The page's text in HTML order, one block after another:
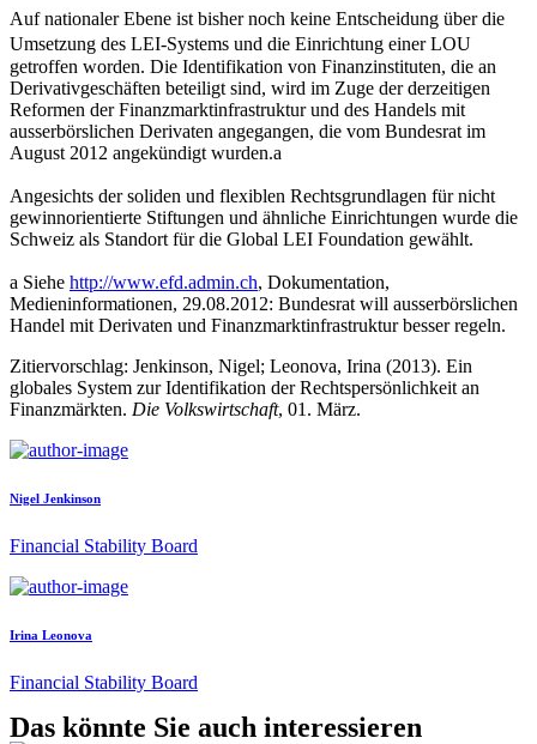
Auf nationaler Ebene ist bisher noch keine Entscheidung über die
Umsetzung des LEI-Systems und die Einrichtung einer LOU
getroffen worden. Die Identifikation von Finanz­instituten, die an
Derivativgeschäften beteiligt sind, wird im Zuge der derzeitigen
Reformen der Finanzmarktinfrastruktur und des Handels mit
ausserbörslichen Derivaten angegangen, die vom Bundesrat im
August 2012 angekündigt wurden.a
Angesichts der soliden und flexiblen Rechtsgrundlagen für nicht
gewinnorientierte Stiftungen und ähnliche Einrichtungen wurde die
Schweiz als Standort für die Global LEI Foundation gewählt.
a Siehe http://www.efd.admin.ch, Dokumentation,
Medieninformationen, 29.08.2012: Bundesrat will ausserbörslichen
Handel mit Derivaten und Finanzmarktinfrastruktur besser regeln.
Zitiervorschlag: Jenkinson, Nigel; Leonova, Irina (2013). Ein
globales System zur Identifikation der Rechtspersönlichkeit an
Finanzmärkten. Die Volkswirtschaft, 01. März.
Nigel Jenkinson
Financial Stability Board
Irina Leonova
Financial Stability Board
Das könnte Sie auch interessieren